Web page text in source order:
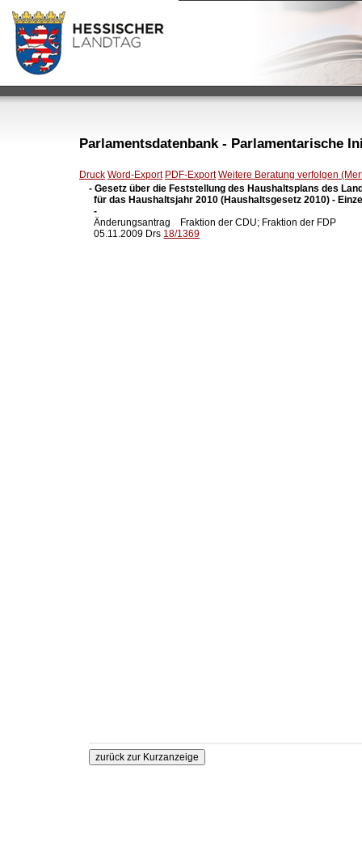
Parlamentsdatenbank - Parlamentarische
Druck Word-Export PDF-Export Weitere Beratung verfolgen
- Gesetz über die Feststellung des Haushaltsplans des
für das Haushaltsjahr 2010 (Haushaltsgesetz 2010) -
  -
Änderungsantrag    Fraktion der CDU; Fraktion der FDP
  05.11.2009 Drs
18/1369